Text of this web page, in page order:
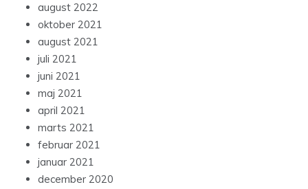
august 2022
oktober 2021
august 2021
juli 2021
juni 2021
maj 2021
april 2021
marts 2021
februar 2021
januar 2021
december 2020